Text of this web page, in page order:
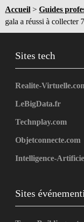
Accueil > Guides
gala a réussi à collecter
Sites tech
Realite-
LeBigData.fr
Technplay.com
Objetconnecte.com
Intelligence-
Sites